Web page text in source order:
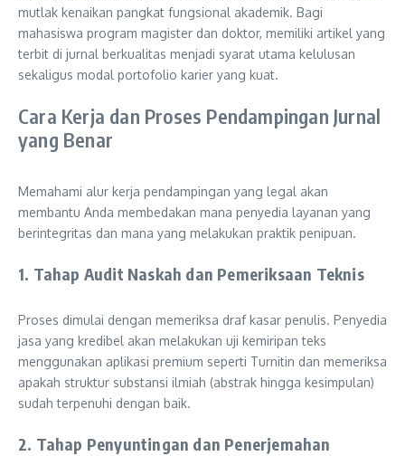
mutlak kenaikan pangkat fungsional akademik. Bagi
mahasiswa program magister dan doktor, memiliki artikel yang
terbit di jurnal berkualitas menjadi syarat utama kelulusan
sekaligus modal portofolio karier yang kuat.
Cara Kerja dan Proses Pendampingan Jurnal
yang Benar
Memahami alur kerja pendampingan yang legal akan
membantu Anda membedakan mana penyedia layanan yang
berintegritas dan mana yang melakukan praktik penipuan.
1. Tahap Audit Naskah dan Pemeriksaan Teknis
Proses dimulai dengan memeriksa draf kasar penulis. Penyedia
jasa yang kredibel akan melakukan uji kemiripan teks
menggunakan aplikasi premium seperti Turnitin dan memeriksa
apakah struktur substansi ilmiah (abstrak hingga kesimpulan)
sudah terpenuhi dengan baik.
2. Tahap Penyuntingan dan Penerjemahan